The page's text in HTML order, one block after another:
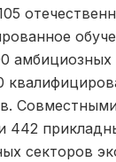
амбициозных
442
секторов